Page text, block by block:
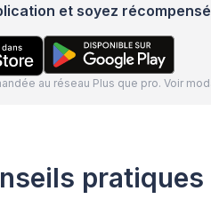
et soyez récompensé
au réseau Plus que pro. Voir